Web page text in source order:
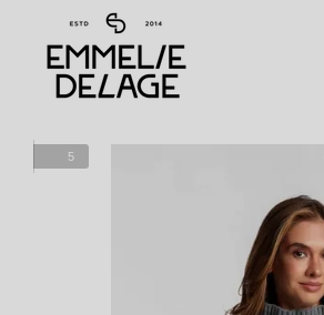
Перейти до основного контенту
5